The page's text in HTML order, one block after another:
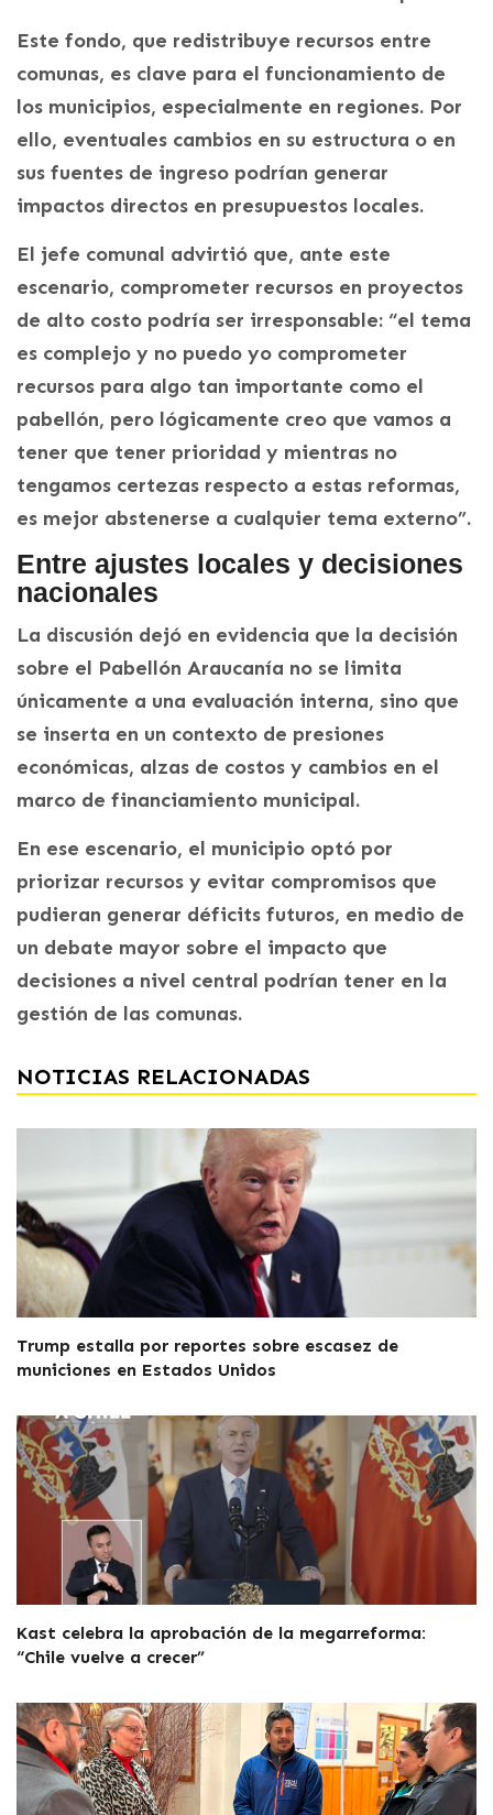
Este fondo, que redistribuye recursos entre
comunas, es clave para el funcionamiento de
los municipios, especialmente en regiones. Por
ello, eventuales cambios en su estructura o en
sus fuentes de ingreso podrían generar
impactos directos en presupuestos locales.
El jefe comunal advirtió que, ante este
escenario, comprometer recursos en proyectos
de alto costo podría ser irresponsable: “el tema
es complejo y no puedo yo comprometer
recursos para algo tan importante como el
pabellón, pero lógicamente creo que vamos a
tener que tener prioridad y mientras no
tengamos certezas respecto a estas reformas,
es mejor abstenerse a cualquier tema externo”.
Entre ajustes locales y decisiones
nacionales
La discusión dejó en evidencia que la decisión
sobre el Pabellón Araucanía no se limita
únicamente a una evaluación interna, sino que
se inserta en un contexto de presiones
económicas, alzas de costos y cambios en el
marco de financiamiento municipal.
En ese escenario, el municipio optó por
priorizar recursos y evitar compromisos que
pudieran generar déficits futuros, en medio de
un debate mayor sobre el impacto que
decisiones a nivel central podrían tener en la
gestión de las comunas.
NOTICIAS RELACIONADAS
Trump estalla por reportes sobre escasez de
municiones en Estados Unidos
Kast celebra la aprobación de la megarreforma:
“Chile vuelve a crecer”